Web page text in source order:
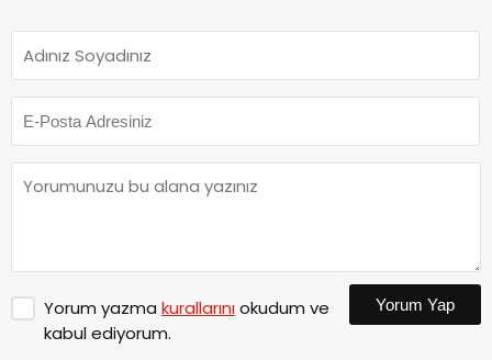
Yorum yazma kurallarınıokudum ve
kabul ediyorum.
Yorum Yap